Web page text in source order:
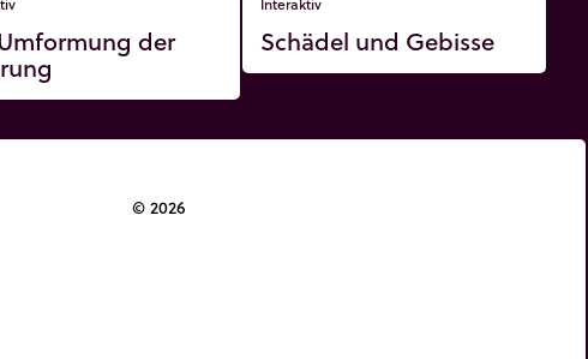
der
Interaktiv
Schädel und Gebisse
© 2026